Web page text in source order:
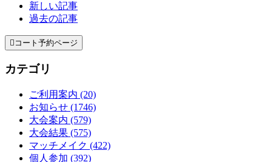
新しい記事
過去の記事
 コート予約ページ
カテゴリ
ご利用案内 (20)
お知らせ (1746)
大会案内 (579)
大会結果 (575)
マッチメイク (422)
個人参加 (392)